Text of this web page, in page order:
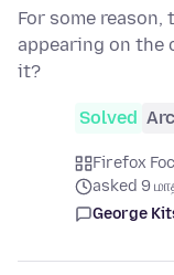
For some reason,
appearing on the
it?
Solved
Firefox
asked 9
George